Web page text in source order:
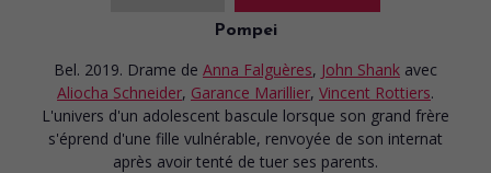
Pompei
Bel. 2019. Drame de Anna Falguères, John Shank avec
Aliocha Schneider, Garance Marillier, Vincent Rottiers.
L'univers d'un adolescent bascule lorsque son grand frère
s'éprend d'une fille vulnérable, renvoyée de son internat
après avoir tenté de tuer ses parents.